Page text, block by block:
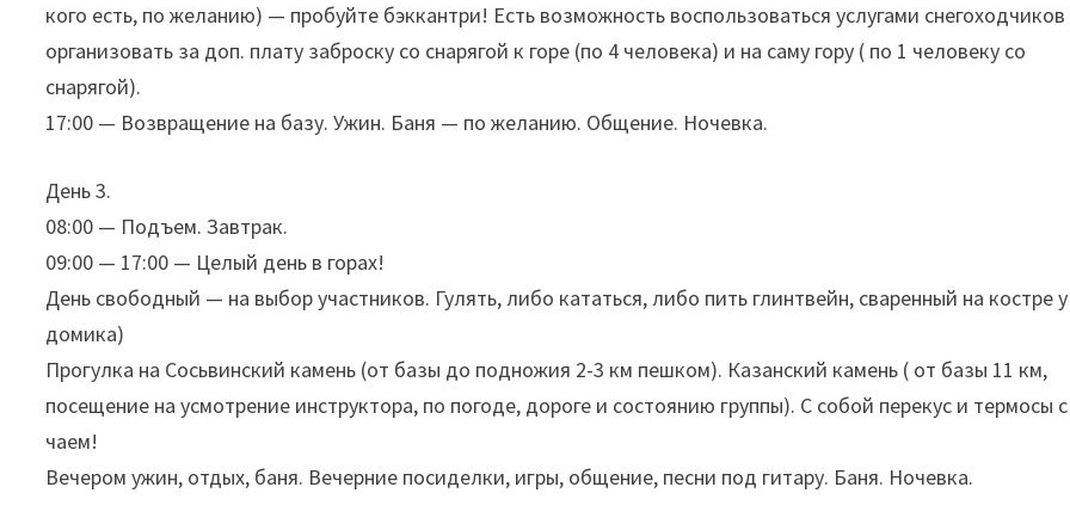
кого есть, по желанию) — пробуйте бэккантри! Есть возможность воспользоваться услугами
организовать за доп. плату заброску со снарягой к горе (по 4 человека) и на саму гору ( по 1 человеку со
снарягой).
17:00 — Возвращение на базу. Ужин. Баня — по желанию. Общение. Ночевка.
День 3.
08:00 — Подъем. Завтрак.
09:00 — 17:00 — Целый день в горах!
День свободный — на выбор участников. Гулять, либо кататься, либо пить глинтвейн, сваренный на костре у
домика)
Прогулка на Сосьвинский камень (от базы до подножия 2-3 км пешком). Казанский камень ( от базы 11 км,
посещение на усмотрение инструктора, по погоде, дороге и состоянию группы). С собой перекус и термосы с
чаем!
Вечером ужин, отдых, баня. Вечерние посиделки, игры, общение, песни под гитару. Баня. Ночевка.